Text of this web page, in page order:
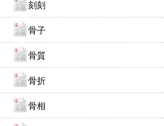
刻刻
骨子
骨質
骨折
骨相